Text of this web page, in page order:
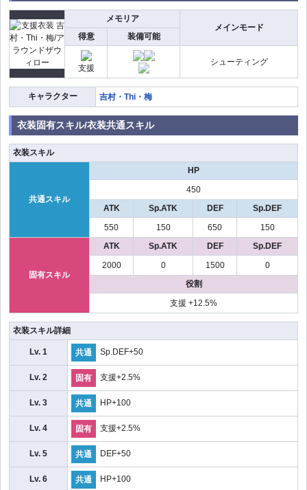
メモリア
メインモード
得意
装備可能
支援
シューティング
キャラクター 吉村・Thi・梅
衣装固有スキル/衣装共通スキル
衣装スキル
共通スキル
HP
450
ATK
Sp.ATK DEF
Sp.DEF
550
150 650 150
固有スキル
ATK Sp.ATK DEF
Sp.DEF
2000
0 1500
0
役割
支援 +12.5%
衣装スキル詳細
Lv. 1 共通 Sp.DEF+50
Lv. 2 固有 支援+2.5%
Lv. 3 共通 HP+100
Lv. 4 固有 支援+2.5%
Lv. 5 共通 DEF+50
Lv. 6 共通 HP+100